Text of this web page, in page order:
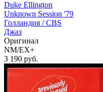
Duke Ellington
Unknown Session '79
Голландия /CBS
Джаз
Оригинал
NM/EX+
3 190 руб.